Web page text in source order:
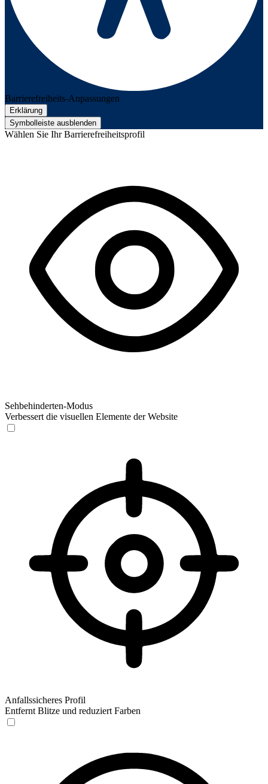
Barrierefreiheits-Anpassungen
Erklärung
Symbolleiste ausblenden
Wählen Sie Ihr Barrierefreiheitsprofil
Sehbehinderten-Modus
Verbessert die visuellen Elemente der Website
Anfallssicheres Profil
Entfernt Blitze und reduziert Farben